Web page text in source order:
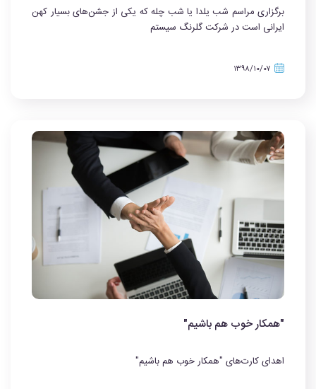
برگزاری مراسم شب یلدا یا شب چله که یکی از جشن‌های بسیار کهن
ایرانی است در شرکت گلرنگ سیستم
۱۳۹۸/۱۰/۰۷
"همکار خوب هم باشیم"
اهدای کارت‌های "همکار خوب هم باشیم"